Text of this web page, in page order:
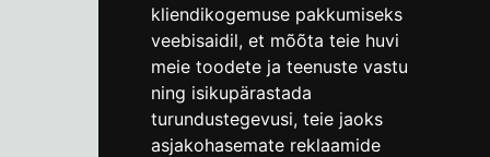
kliendikogemuse pakkumiseks
veebisaidil, et mõõta teie huvi
meie toodete ja teenuste vastu
ning isikupärastada
turundustegevusi, teie jaoks
asjakohasemate reklaamide
Tallinna Linnamuuseum
Vene 17
E-R kell 9-17(+372) 610 4178